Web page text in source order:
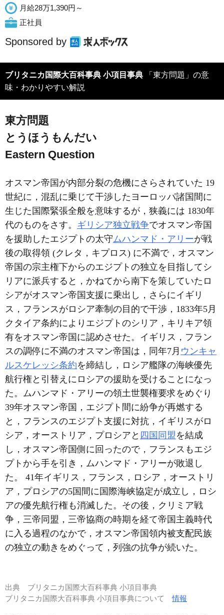
月給28万1,390円～
正社員
Sponsored by
ブリタニカ国際大百科事典 小項目事典 「東方問題」の意
味・わかりやすい解説
東方問題
とうほうもんだい
Eastern Question
オスマン帝国が内部分裂の危機にさらされていた 19
世紀に，混乱に乗じて干渉したヨーロッパ諸国間に
生じた国際緊張全般を意味するが，狭義には 1830年
代のものをさす。 ギリシア独立戦争でオスマン帝国
を援助したエジプトの太守 ムハンマド・アリーが戦
後の取得領 (クレタ，キプロス) に不満で，オスマン
帝国の宗主権下からのエジプトの独立を目指してシ
リアに派兵すると，かねてから南下を策していたロ
シアがオスマン帝国支援に乗出し，さらにイギリ
ス，フランスがロシア牽制の目的で干渉，1833年5月
クタイア条約によりエジプトのシリア，キリキア領
有をオスマン帝国に認めさせた。イギリス，フラン
スの調停に不満のオスマン帝国は，同年7月 ウンキャ
ルスケレッシ条約を締結し，ロシア艦隊の海峡優先
航行権と引替えにロシアの援助を受けることになっ
た。ムハンマド・アリーの領土世襲権要求をめぐり
39年オスマン帝国，エジプト間に紛争が再燃する
と，フランスのエジプト支援に対抗，イギリスがロ
シア，オーストリア，プロシアと 四国同盟 を結成
し，オスマン帝国側に回ったので，フランスもエジ
プトから手を引き，ムハンマド・アリーが敗退し
た。 41年イギリス，フランス，ロシア，オーストリ
ア，プロシアの5国間に国際海峡協定が成立し，ロシ
アの優先航行権も消滅した。その後，クリミア戦
争，三帝同盟，三帝協商の時期を経て帝国主義時代
に入る過程のなかで，オスマン帝国領内被支配民族
の独立の動きをめぐって，列強の抗争が続いた。
出典 ブリタニカ国際大百科事典 小項目事典
ブリタニカ国際大百科事典 小項目事典について情報